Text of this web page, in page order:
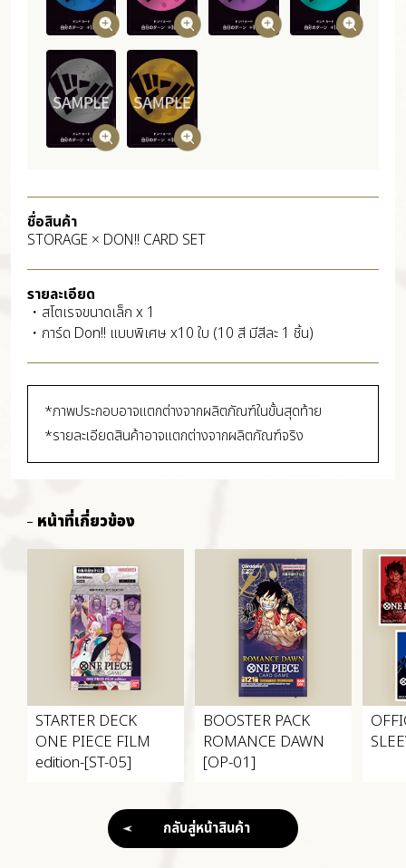
ชื่อสินค้า
STORAGE × DON!! CARD SET
รายละเอียด
・สโตเรจขนาดเล็ก x 1
・การ์ด Don!! แบบพิเศษ x10 ใบ (10 สี มีสีละ 1 ชิ้น)
*ภาพประกอบอาจแตกต่างจากผลิตภัณฑ์ในขั้นสุดท้าย
*รายละเอียดสินค้าอาจแตกต่างจากผลิตภัณฑ์จริง
หน้าที่เกี่ยวข้อง
STARTER DECK
ONE PIECE FILM
edition-[ST-05]
BOOSTER PACK
ROMANCE DAWN
[OP-01]
กลับสู่หน้าสินค้า